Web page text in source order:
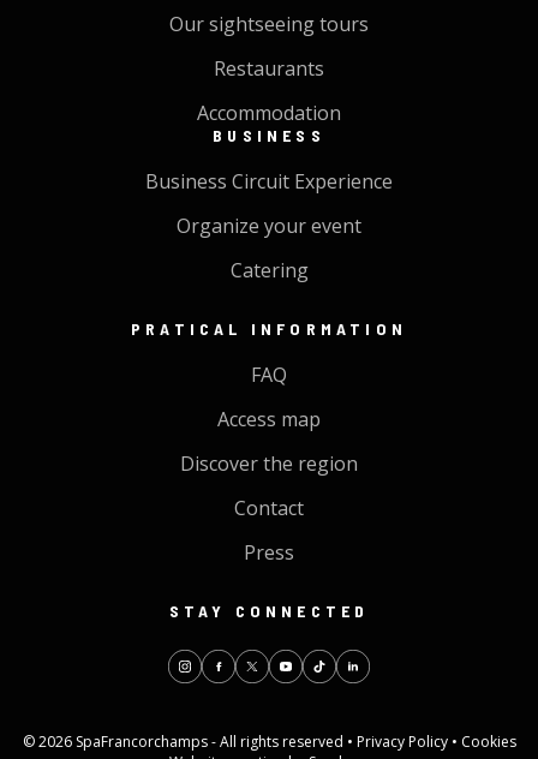
Our sightseeing tours
Restaurants
Accommodation
BUSINESS
Business Circuit Experience
Organize your event
Catering
PRATICAL INFORMATION
FAQ
Access map
Discover the region
Contact
Press
STAY CONNECTED
© 2026 SpaFrancorchamps - All rights reserved • Privacy Policy • Cookies